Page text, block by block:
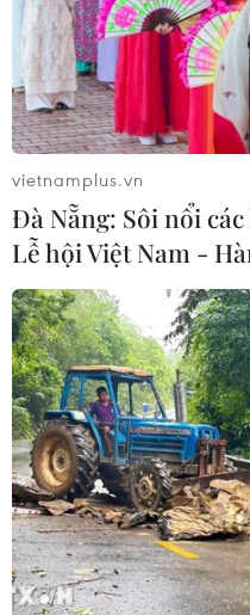
21/03/2023 04:51
Ông Robert Holzmann,
của Ngân hàng Trung
ECB không nhất thiết
từng phát biểu trước đó.
SNB dự kiến vẫn
vietnamplus.vn
Đà Nẵng: Sôi nổi
Lễ hội Việt Nam -